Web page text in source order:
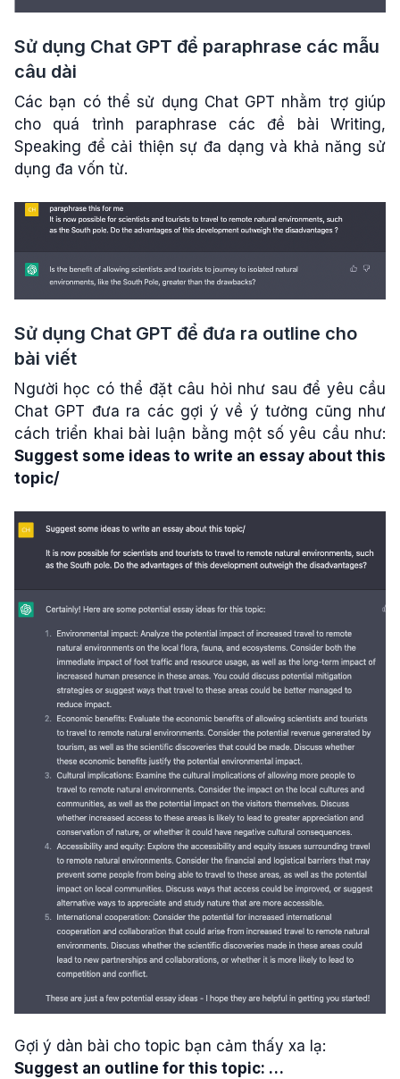
Sử dụng Chat GPT để paraphrase các mẫu
câu dài
Các bạn có thể sử dụng Chat GPT nhằm trợ giúp
cho quá trình paraphrase các đề bài Writing,
Speaking để cải thiện sự đa dạng và khả năng sử
dụng đa vốn từ.
Sử dụng Chat GPT để đưa ra outline cho
bài viết
Người học có thể đặt câu hỏi như sau để yêu cầu
Chat GPT đưa ra các gợi ý về ý tưởng cũng như
cách triển khai bài luận bằng một số yêu cầu như:
Suggest some ideas to write an essay about this
topic/
Gợi ý dàn bài cho topic bạn cảm thấy xa lạ:
Suggest an outline for this topic: …